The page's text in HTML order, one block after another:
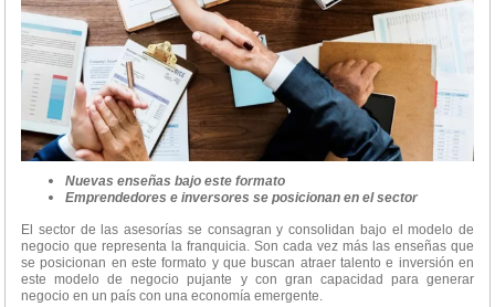
Nuevas enseñas bajo este formato
Emprendedores e inversores se posicionan en el sector
El sector de las asesorías se consagran y consolidan bajo el modelo de
negocio que representa la franquicia. Son cada vez más las enseñas que
se posicionan en este formato y que buscan atraer talento e inversión en
este modelo de negocio pujante y con gran capacidad para generar
negocio en un país con una economía emergente.